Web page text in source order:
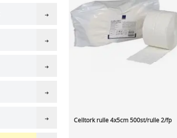
Celltork rulle 4x5cm 500st/rulle 2/fp